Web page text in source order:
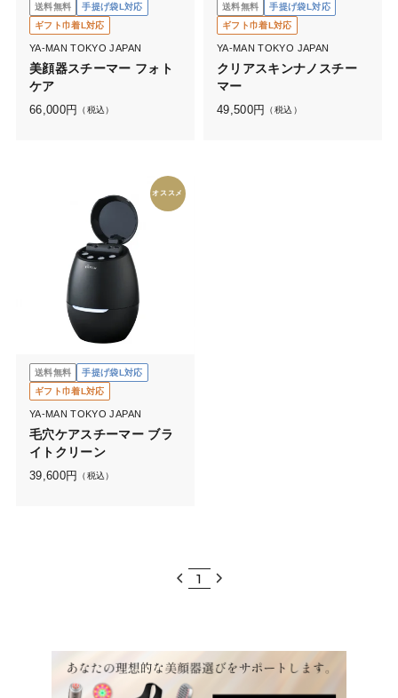
送料無料
手提げ袋L対応
ギフト巾着L対応
YA-MAN TOKYO JAPAN
美顔器スチーマー フォト
ケア
66,000円 （税込）
送料無料
手提げ袋L対応
ギフト巾着L対応
YA-MAN TOKYO JAPAN
クリアスキンナノスチー
マー
49,500円 （税込）
オススメ
送料無料
手提げ袋L対応
ギフト巾着L対応
YA-MAN TOKYO JAPAN
毛穴ケアスチーマー ブラ
イトクリーン
39,600円 （税込）
1